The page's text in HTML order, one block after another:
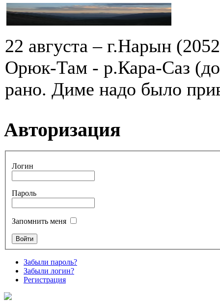
22 августа – г.Нарын
Орюк-Там - р.Кара-Саз
рано. Диме надо было
Авторизация
Логин
Пароль
Запомнить меня
Забыли пароль?
Забыли логин?
Регистрация